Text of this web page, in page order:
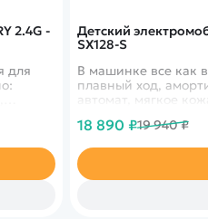
2.4G -
для
- все
Детский
SX128-S
В машинке все как
плавный ход,
автомат, мягкое
18 890 ₽19 940 ₽